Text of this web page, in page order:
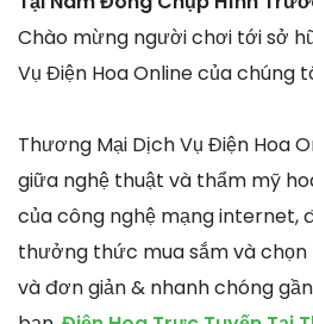
Chào mừng người chơi tới sở
Vụ Điện Hoa Online của chúng
Thương Mại Dịch Vụ Điện Hoa
giữa nghệ thuật và thẩm mỹ
của công nghệ mạng internet,
thưởng thức mua sắm và chọn
và đơn giản & nhanh chóng